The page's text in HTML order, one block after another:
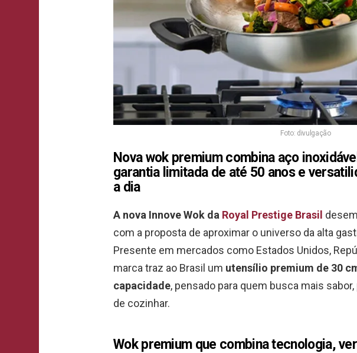
Foto: divulgação
Nova wok premium combina aço
garantia limitada de até 50 anos e
a dia
A nova Innove Wok da Royal Prestige Brasil
com a proposta de aproximar o universo da alta
Presente em mercados como Estados Unidos,
marca traz ao Brasil um utensílio premium de 30
capacidade, pensado para quem busca mais
de cozinhar.
Wok premium que combina tecnologia,